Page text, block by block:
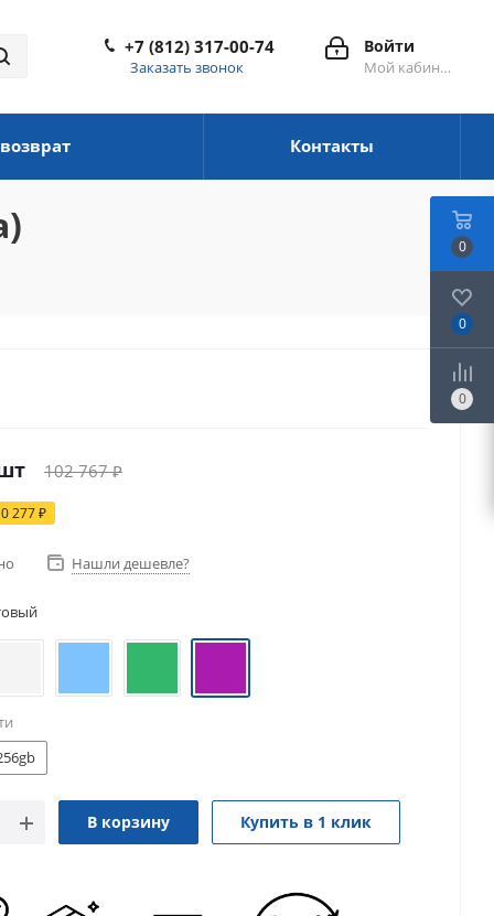
Войти
Мой кабинет
+7 (812) 317-00-74
Заказать звонок
Контакты
102 767₽
277₽
Нашли дешевле?
В корзину Купить в 1 клик
0
0
0